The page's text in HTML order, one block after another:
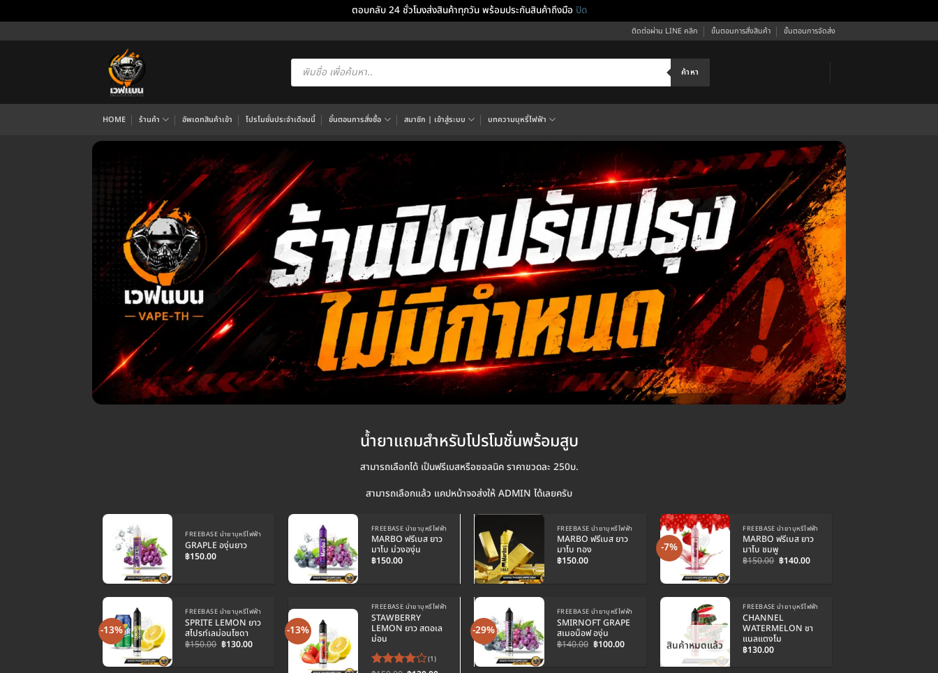
ตอบกลับ 24 ชั่วโมงส่งสินค้าทุกวัน พร้อมประกันสินค้าถึงมือ ปิด
ไป
ติดต่อผ่าน LINE คลิก ขั้นตอนการสั่งสินค้า ขั้นตอนการจัดส่ง
Products
search ค้าหา
HOME ร้านค้า อัพเดทสินค้าเข้า โปรโมชั่นประจำเดือนนี้ ขั้นตอนการสั่งซื้อ สมาชิก | เข้าสู่ระบบ บทความบุหรี่ไฟฟ้า
น้ำยาแถมสำหรับโปรโมชั่นพร้อมสูบ
สามารถเลือกได้ เป็นฟรีเบสหรือซอลนิค ราคาขวดละ 250บ.
สามารถเลือกแล้ว แคปหน้าจอส่งให้ ADMIN ได้เลยครับ
FREEBASE น้ำยาบุหรี่ไฟฟ้า
GRAPLE องุ่นยาว
฿150.00
FREEBASE น้ำยาบุหรี่ไฟฟ้า
MARBO ฟรีเบส ยาว
มาโบ ม่วงองุ่น
฿150.00
FREEBASE น้ำยาบุหรี่ไฟฟ้า
MARBO ฟรีเบส ยาว
มาโบ ทอง
฿150.00
-7%
FREEBASE น้ำยาบุหรี่ไฟฟ้า
MARBO ฟรีเบส ยาว
มาโบ ชมพู
฿150.00 Original
฿140.00Current
-13%
FREEBASE น้ำยาบุหรี่ไฟฟ้า
SPRITE LEMON ยาว
สไปรท์เลม่อนโซดา
฿150.00 Original
price
฿130.00Current
-13%
FREEBASE น้ำยาบุหรี่ไฟฟ้า
STAWBERRY
LEMON ยาว สตอเล
ม่อน
(1)
-29%
FREEBASE น้ำยาบุหรี่ไฟฟ้า
SMIRNOFT GRAPE
สเมอน็อฟ องุ่น
฿140.00 Original
price
฿100.00Current สินค้าหมดแล้ว
FREEBASE น้ำยาบุหรี่ไฟฟ้า
CHANNEL
WATERMELON ชา
แนลแตงโม
฿130.00